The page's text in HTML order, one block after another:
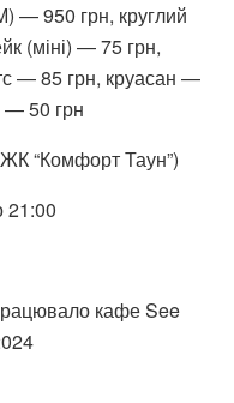
— 950 грн, круглий
(міні) — 75 грн,
— 85 грн, круасан —
— 50 грн
“Комфорт Таун”)
21:00
кафе See